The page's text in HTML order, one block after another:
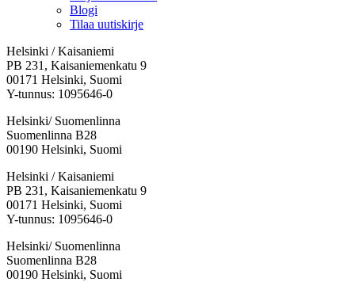
Blogi
Tilaa uutiskirje
Helsinki / Kaisaniemi
PB 231, Kaisaniemenkatu 9
00171 Helsinki, Suomi
Y-tunnus: 1095646-0
Helsinki/ Suomenlinna
Suomenlinna B28
00190 Helsinki, Suomi
Facebook:
Avataan
uuteen
välilehteen
Instagram:
Avataan
uuteen
välilehteen
TikTok:
Avataan
uuteen
välilehteen
Youtube:
Avataan
uuteen
välilehteen
Vimeo:
Avataan
uuteen
välilehteen
Helsinki / Kaisaniemi
PB 231, Kaisaniemenkatu 9
00171 Helsinki, Suomi
Y-tunnus: 1095646-0
Helsinki/ Suomenlinna
Suomenlinna B28
00190 Helsinki, Suomi